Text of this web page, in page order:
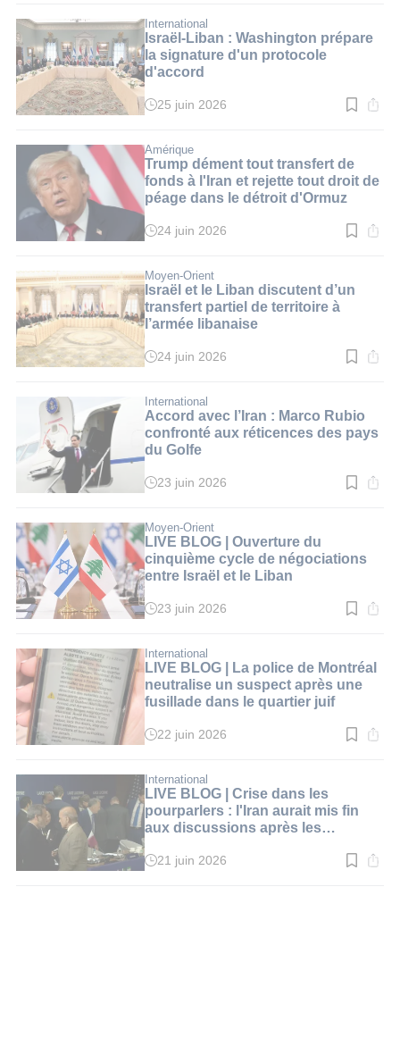
:
1
min.
International
Israël-Liban : Washington prépare
la signature d'un protocole
d'accord
Temps
:
3
min.
25 juin 2026
Amérique
Trump dément tout transfert de
fonds à l'Iran et rejette tout droit de
péage dans le détroit d'Ormuz
Temps
:
3
min.
24 juin 2026
Moyen-Orient
Israël et le Liban discutent d’un
transfert partiel de territoire à
l’armée libanaise
Temps
:
3
min.
24 juin 2026
International
Accord avec l’Iran : Marco Rubio
confronté aux réticences des pays
du Golfe
Temps
:
3
min.
23 juin 2026
Moyen-Orient
LIVE BLOG | Ouverture du
cinquième cycle de négociations
entre Israël et le Liban
Temps
:
1
min.
23 juin 2026
International
LIVE BLOG | La police de Montréal
neutralise un suspect après une
fusillade dans le quartier juif
Temps
:
1
min.
22 juin 2026
International
LIVE BLOG | Crise dans les
pourparlers : l'Iran aurait mis fin
aux discussions après les
Temps
21 juin 2026